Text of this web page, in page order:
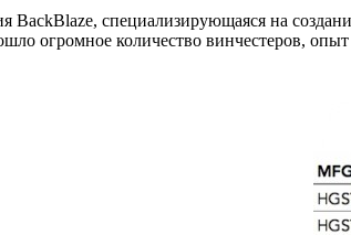
BackBlaze, специализирующаяся на
огромное количество винчестеров,